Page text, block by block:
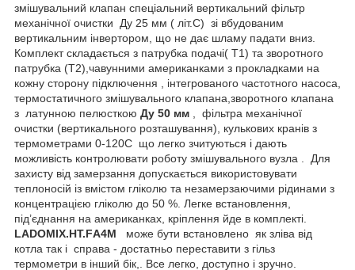
змішувальний клапан спеціальний вертикальний фільтр
механічної очистки Ду 25 мм ( літ.С) зі вбудованим
вертикальним інвертором, що не дає шламу падати вниз.
Комплект складається з патрубка подачі( Т1) та зворотного
патрубка (Т2),чавунними американками з прокладками на
кожну сторону підключення
, інтегрованого частотного насоса,
термостатичного змішувального клапана,зворотного клапана
з латунною пелюсткою Ду 50 мм , фільтра механічної
очистки (вертикального розташування), кулькових кранів з
термометрами 0-120С що легко зчитуються і дають
можливість контролювати роботу змішувального вузла . Для
захисту від замерзання допускається використовувати
теплоносій із вмістом гліколю та незамерзаючими рідинами з
концентрацією гліколю до 50 %. Легке встановлення,
під’єднання на американках, кріплення йде в комплекті.
LADOMIX.HT.FА4M
може бути встановлено як зліва від
котла так і справа - достатньо переставити з гільз
термометри в інший бік,. Все легко, доступно і зручно.